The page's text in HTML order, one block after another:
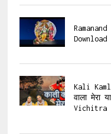
Download
Kali
वाला मेरा
Vichitra